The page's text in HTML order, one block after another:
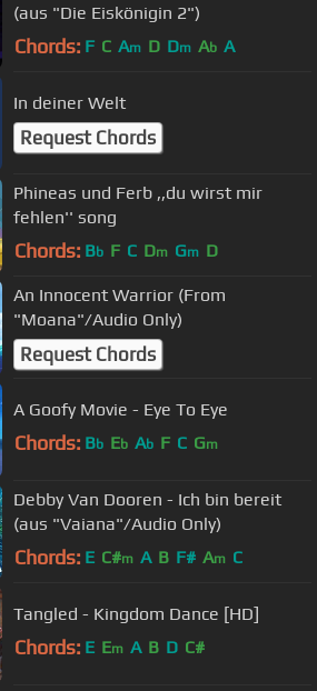
(aus "Die Eiskönigin 2")
Chords: F C Am D Dm Ab A
In deiner Welt
Request Chords
Phineas und Ferb ,,du wirst mir
fehlen'' song
Chords: Bb F C Dm Gm D
An Innocent Warrior (From
"Moana"/Audio Only)
Request Chords
A Goofy Movie - Eye To Eye
Chords: Bb Eb Ab F C Gm
Debby Van Dooren - Ich bin bereit
(aus "Vaiana"/Audio Only)
Chords: E C#m A B F# Am C
Tangled - Kingdom Dance [HD]
Chords: E Em A B D C#